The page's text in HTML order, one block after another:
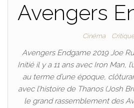
Avengers
Cinéma
Avengers Endgame 2019 Joe
Initié il y a 11 ans avec Iron Man,
au terme d’une époque,
avec l’histoire de Thanos (Josh
le grand rassemblement des